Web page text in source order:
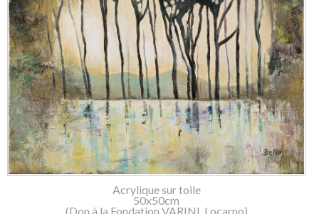
Acrylique sur toile
50x50cm
(Don à la Fondation VARINI, Locarno)